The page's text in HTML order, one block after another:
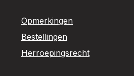
Opmerkingen
Bestellingen
Herroepingsrecht